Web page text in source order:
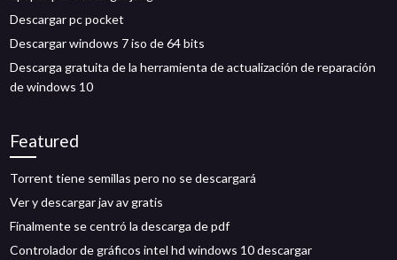
Descargar pc pocket
Descargar windows 7 iso de 64 bits
Descarga gratuita de la herramienta de actualización de reparación
de windows 10
Featured
Torrent tiene semillas pero no se descargará
Ver y descargar jav av gratis
Finalmente se centró la descarga de pdf
Controlador de gráficos intel hd windows 10 descargar